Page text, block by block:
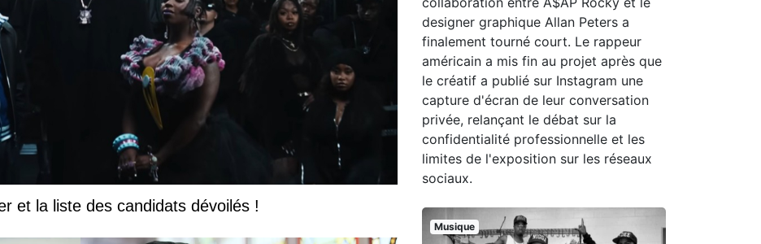
et la liste des candidats dévoilés !
designer graphique Allan Peters a
finalement tourné court. Le rappeur
américain a mis fin au projet après que
le créatif a publié sur Instagram une
capture d'écran de leur conversation
privée, relançant le débat sur la
confidentialité professionnelle et les
limites de l'exposition sur les réseaux
sociaux.
Musique